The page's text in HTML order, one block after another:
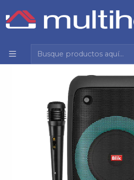
Inicio Tecnología y cuidado personal
Parlante Karaoke Blik Voice